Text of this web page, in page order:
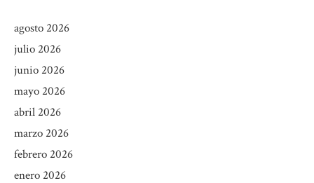
agosto 2026
julio 2026
junio 2026
mayo 2026
abril 2026
marzo 2026
febrero 2026
enero 2026